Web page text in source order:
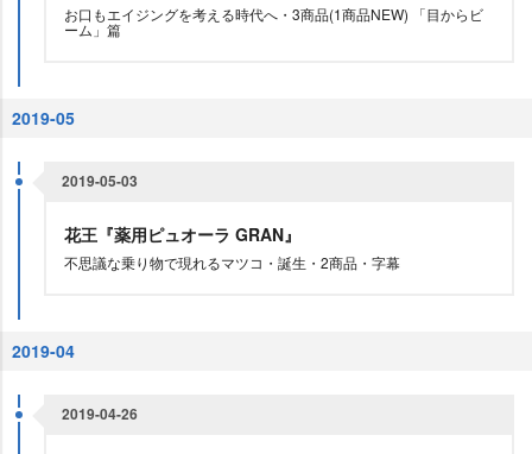
お口もエイジングを考える時代へ・3商品(1商品NEW) 「目からビ
ーム」篇
2019-05
2019-05-03
花王『薬用ピュオーラ GRAN』
不思議な乗り物で現れるマツコ・誕生・2商品・字幕
2019-04
2019-04-26